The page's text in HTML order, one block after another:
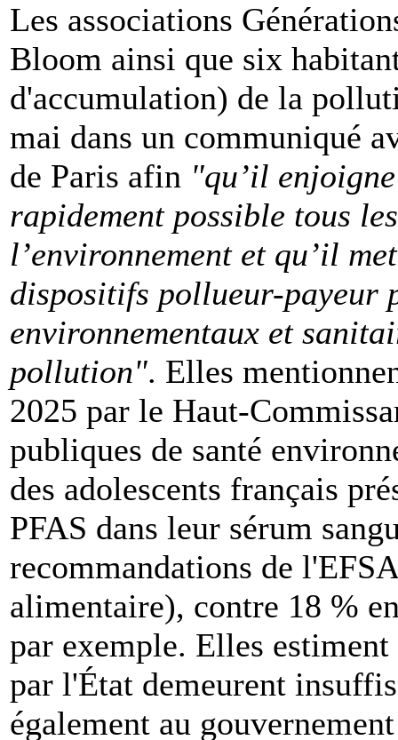
Les associations
Bloom ainsi que six
d'accumulation) de la
mai dans un communiqué
de Paris afin "qu’il
rapidement possible tous
l’environnement et qu’il
dispositifs pollueur-payeur
environnementaux et
pollution". Elles
2025 par le Haut-
publiques de santé
des adolescents français
PFAS dans leur sérum
recommandations de
alimentaire), contre 18 %
par exemple. Elles estiment
par l'État demeurent
également au